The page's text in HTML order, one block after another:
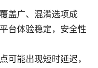
盖广、混淆选项成
台体验稳定，安全性
可能出现短时延迟，